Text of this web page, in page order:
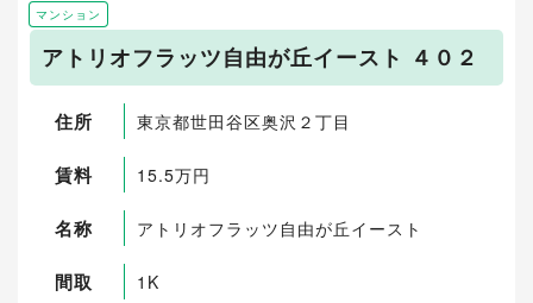
マンション
アトリオフラッツ自由が丘イースト ４０２
住所 東京都世田谷区奥沢２丁目
賃料 15.5万円
名称 アトリオフラッツ自由が丘イースト
間取 1K